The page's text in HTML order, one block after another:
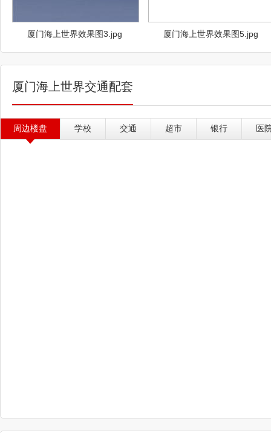
厦门海上世界效果图3.jpg 厦门海上世界效果图5.jpg
厦门海上世界交通配套
周边楼盘 学校 交通 超市 银行 医